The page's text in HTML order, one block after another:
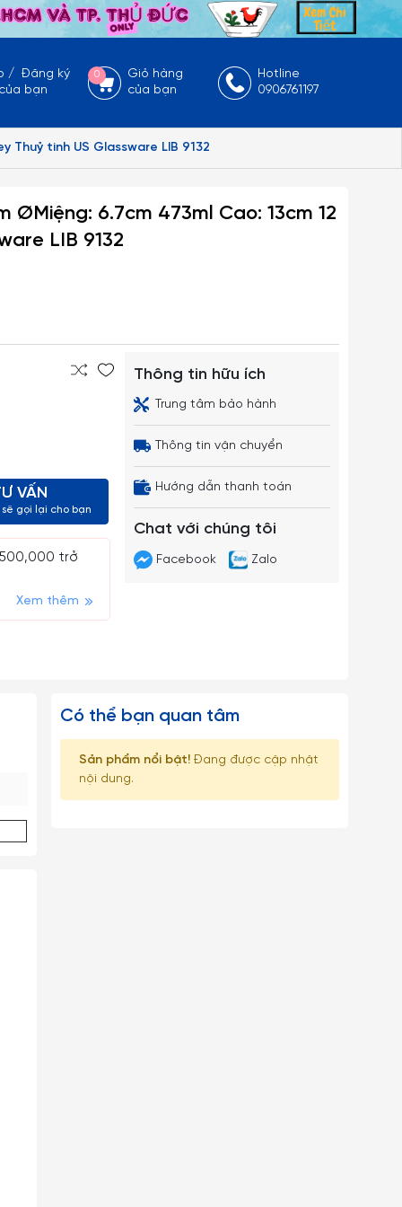
/Đăng ký
bạn
0
Giỏ hàng
của bạn
Hotline
0906761197
Thuỷ tinh US Glassware LIB 9132
ØMiệng: 6.7cm 473ml Cao: 13cm 12
LIB 9132
VẤN
gọi lại cho bạn
trở
Xem thêm
Thông tin hữu ích
Trung tâm bảo hành
Thông tin vận chuyển
Hướng dẫn thanh toán
Chat với chúng tôi
Facebook Zalo
Có thể bạn quan tâm
Sản phẩm nổi bật!Đang được cập nhật
nội dung.